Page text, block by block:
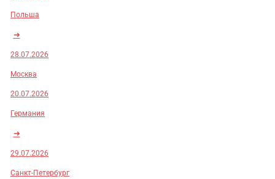
Польша
➜
28.07.2026
Москва
20.07.2026
Германия
➜
29.07.2026
Санкт-Петербург